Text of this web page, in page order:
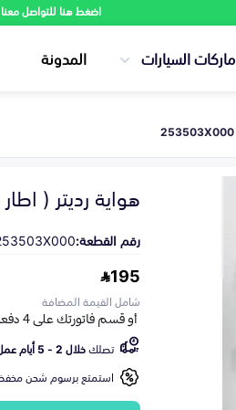
اضغط هنا للتواصل
ماركات السيارات المدونة
هواية رديتر ( اطار
رقم القطعة:
195
شامل القيمة المضافة
تصلكخلال 2 - 5 أيام عمل
استمتع برسوم شحن